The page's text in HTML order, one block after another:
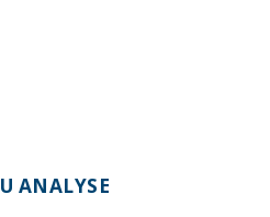
ANALYSE